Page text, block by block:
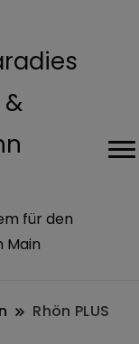
&
für den
Main
Rhön PLUS